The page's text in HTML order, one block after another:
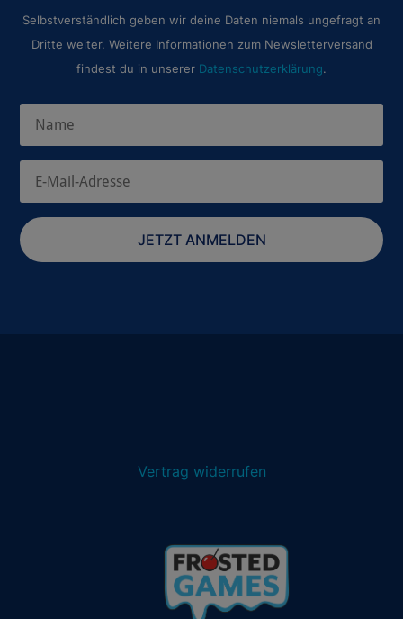
Selbstverständlich geben wir deine Daten niemals ungefragt an
Dritte weiter. Weitere Informationen zum Newsletterversand
findest du in unserer Datenschutzerklärung.
JETZT ANMELDEN
Vertrag widerrufen